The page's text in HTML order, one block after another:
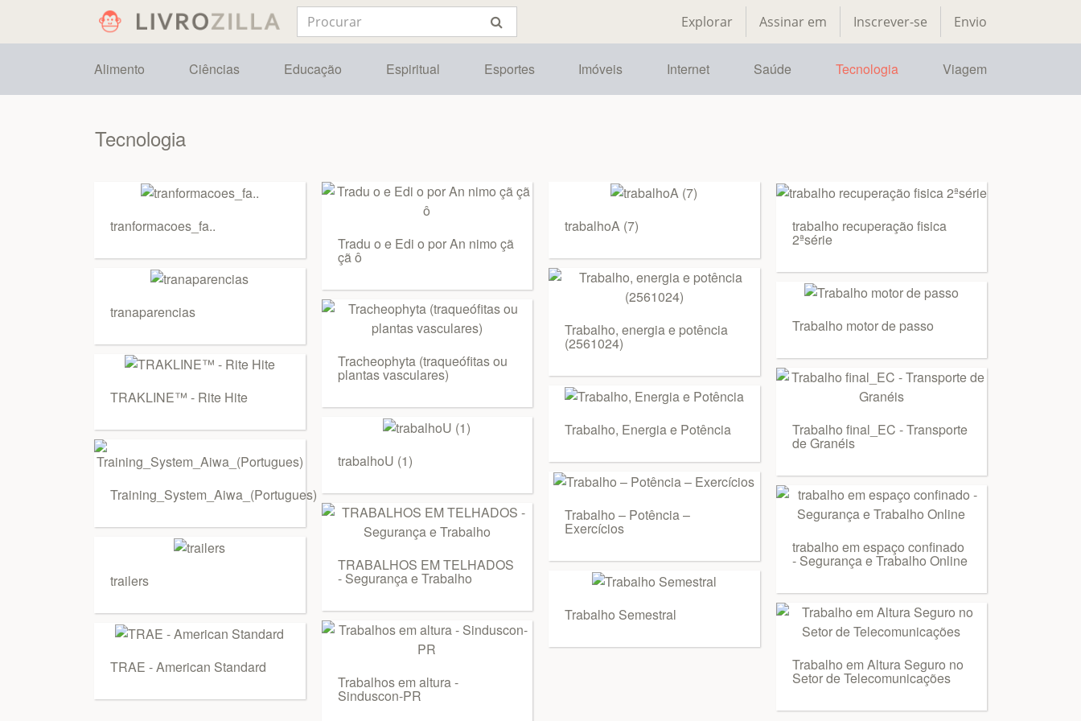
Explorar Assinar em Inscrever-se Envio
Alimento Ciências Educação Espiritual Esportes Imóveis Internet Saúde Tecnologia Viagem
Tecnologia
tranformacoes_fa..
tranaparencias
TRAKLINE™ - Rite Hite
Training_System_Aiwa_(Portugues)
trailers
TRAE - American Standard
Tradu o e Edi o por An nimo çã
çã ô
Tracheophyta (traqueófitas ou
plantas vasculares)
trabalhoU (1)
TRABALHOS EM TELHADOS
- Segurança e Trabalho
Trabalhos em altura -
Sinduscon-PR
trabalhoA (7)
Trabalho, energia e potência
(2561024)
Trabalho, Energia e Potência
Trabalho – Potência –
Exercícios
Trabalho Semestral
trabalho recuperação fisica
2ªsérie
Trabalho motor de passo
Trabalho final_EC - Transporte
de Granéis
trabalho em espaço confinado
- Segurança e Trabalho Online
Trabalho em Altura Seguro no
Setor de Telecomunicações